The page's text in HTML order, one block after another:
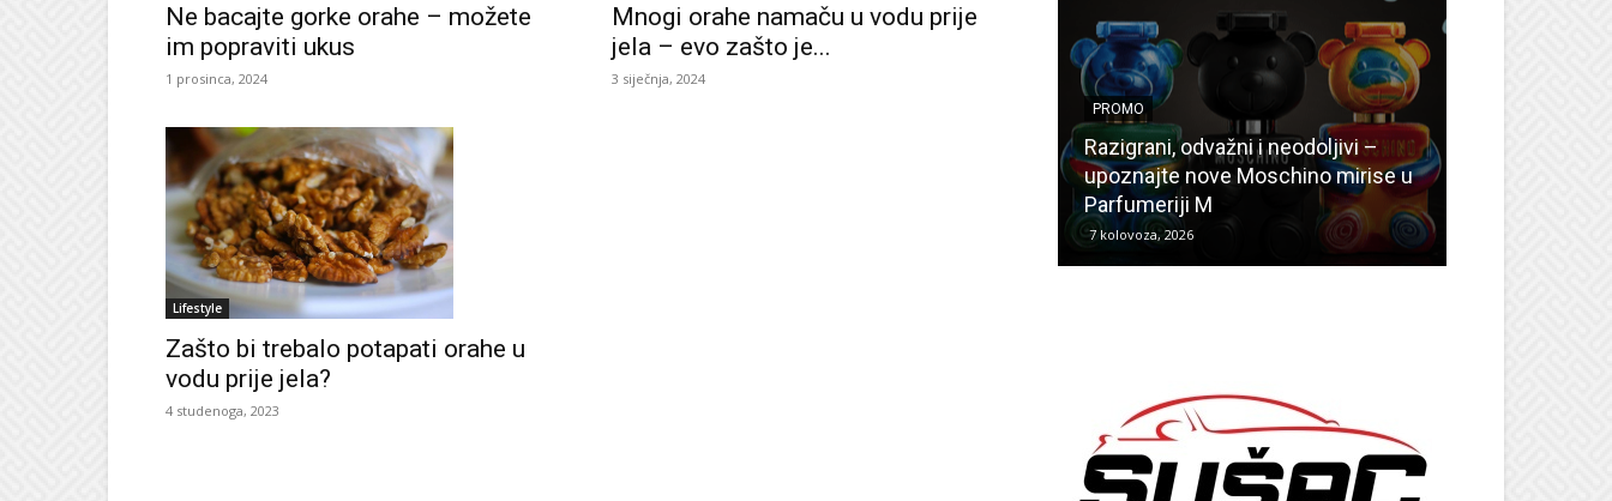
Ne bacajte gorke orahe – možete
im popraviti ukus
1 prosinca, 2024
Mnogi orahe namaču u vodu prije
jela – evo zašto je...
3 siječnja, 2024
Lifestyle
Zašto bi trebalo potapati orahe u
vodu prije jela?
4 studenoga, 2023
PROMO
Razigrani, odvažni i neodoljivi –
upoznajte nove Moschino mirise u
Parfumeriji M
7 kolovoza, 2026